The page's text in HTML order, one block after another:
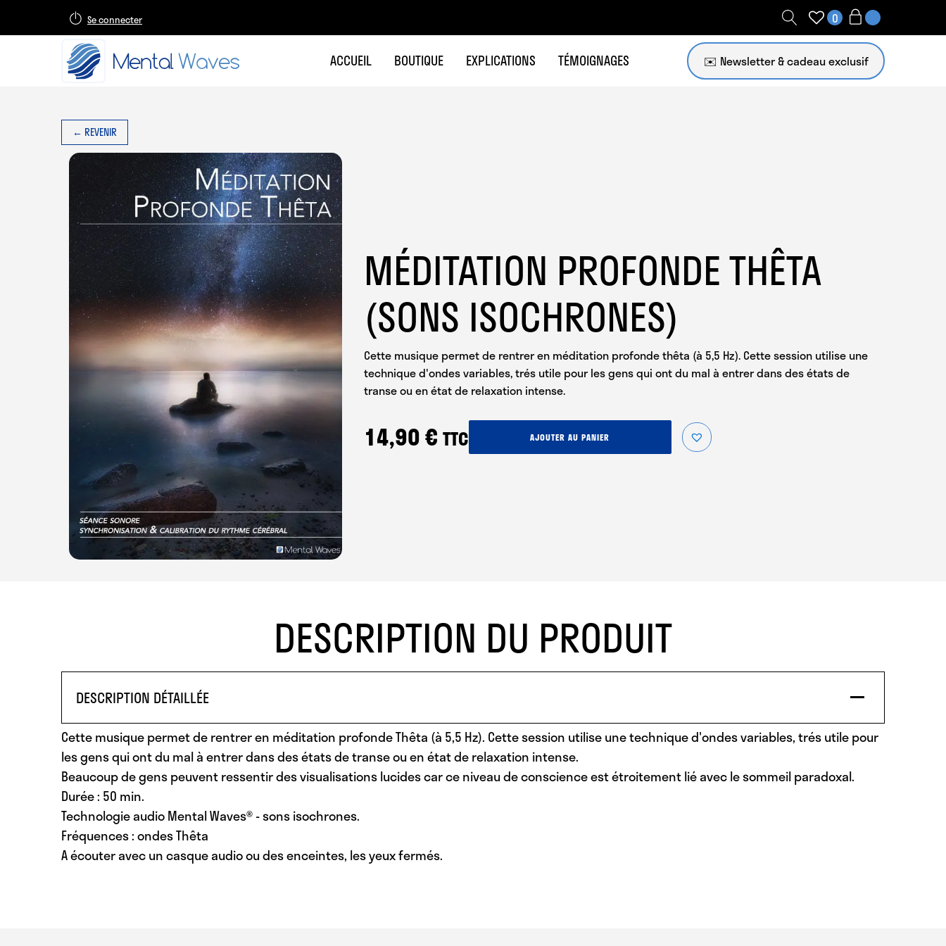
Se connecter 0
ACCUEIL BOUTIQUE EXPLICATIONS TÉMOIGNAGES ✉️ Newsletter
← REVENIR
MÉDITATION PROFONDE THÊTA
(SONS ISOCHRONES)
Cette musique permet de rentrer en méditation profonde thêta (à 5,5 Hz). Cette session utilise une
technique d'ondes variables, trés utile pour les gens qui ont du mal à entrer dans des états de
transe ou en état de relaxation intense.
14,90€ TTCde
AJOUTER AU PANIER
DESCRIPTION DU PRODUIT
DESCRIPTION DÉTAILLÉE
Cette musique permet de rentrer en méditation profonde Thêta (à 5,5 Hz). Cette session utilise une technique d'ondes variables, trés utile pour
les gens qui ont du mal à entrer dans des états de transe ou en état de relaxation intense.
Beaucoup de gens peuvent ressentir des visualisations lucides car ce niveau de conscience est étroitement lié avec le sommeil paradoxal.
Durée : 50 min.
Technologie audio Mental Waves® - sons isochrones.
Fréquences : ondes Thêta
A écouter avec un casque audio ou des enceintes, les yeux fermés.